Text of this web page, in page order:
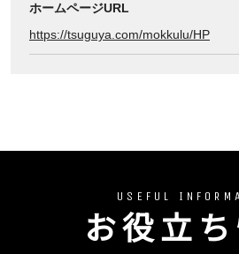
ホームページURL
https://tsuguya.com/mokkulu/HP
USEFUL
お役立